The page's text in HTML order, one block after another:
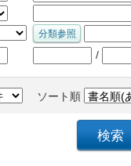
/
ソート順